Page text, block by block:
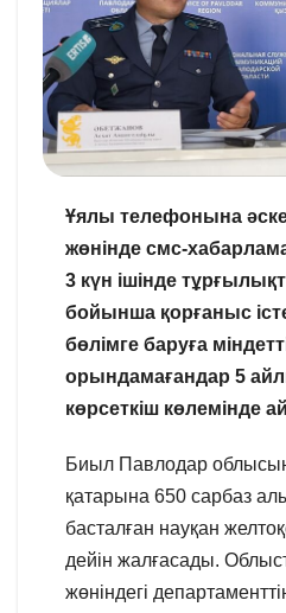
Ұялы телефонына
жөнінде смс-
3 күн ішінде
бойынша қорғаныс
бөлімге баруға
орындамағандар 5
көрсеткіш көлемінде
Биыл Павлодар
қатарына 650 сарбаз
басталған науқан
дейін жалғасады.
жөніндегі